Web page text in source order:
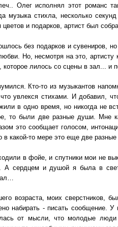
Олег исполнял этот романс
музыка стихла, несколько
и подарков, артист был
без подарков и сувениров,
Но, несмотря на это,
которое лилось со сцены в зал...
Кто-то из музыкантов
увлекся стихами. И добавил,
в одно время, но никогда не
то были две разные души. Мне
это сообщает голосом,
в какой-то мере это еще две
в фойе, и спутники мои не
А сердцем и душой я была в
возраста, моих сверстников,
набирать - писать сообщение.
от мысли, что молодые люди